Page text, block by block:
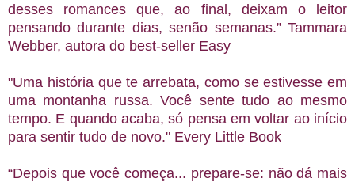
desses romances que, ao final, deixam o leitor
pensando durante dias, senão semanas.” Tammara
Webber, autora do best-seller Easy
"Uma história que te arrebata, como se estivesse em
uma montanha russa. Você sente tudo ao mesmo
tempo. E quando acaba, só pensa em voltar ao início
para sentir tudo de novo." Every Little Book
“Depois que você começa... prepare-se: não dá mais